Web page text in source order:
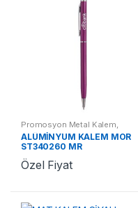
Promosyon Metal Kalem
Promosyon Kalemler
ALÜMİNYUM KALEM MOR
ST340260 MR
Özel Fiyat